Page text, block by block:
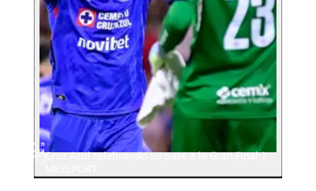
Cruz Azul celebrando su pase a la Gran Final |